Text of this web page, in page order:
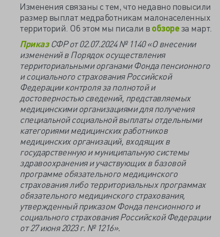
Изменения связаны с тем, что недавно повысили
размер выплат медработникам малонаселенных
территорий. Об этом мы писали в обзореза март.
ПриказСФР от 02.07.2024 № 1140 «О внесении
изменений в Порядок осуществления
территориальными органами Фонда пенсионного
и социального страхования Российской
Федерации контроля за полнотой и
достоверностью сведений, представляемых
медицинскими организациями для получения
специальной социальной выплаты отдельными
категориями медицинских работников
медицинских организаций, входящих в
государственную и муниципальную системы
здравоохранения и участвующих в базовой
программе обязательного медицинского
страхования либо территориальных программах
обязательного медицинского страхования,
утвержденный приказом Фонда пенсионного и
социального страхования Российской Федерации
от 27 июня 2023 г. № 1216».